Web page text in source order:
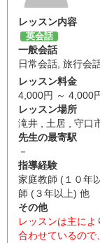
レッスン内容
英会話
一般会話
日常会話, 旅行会
レッスン料金
4,000円 ～ 4,000
レッスン場所
滝井 , 土居 , 守口
先生の最寄駅
－
指導経験
家庭教師 (１０年
師 (３年以上) 他
その他
レッスンは主に
合わせているので